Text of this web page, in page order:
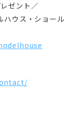
ゼント／
ハウス・ショール